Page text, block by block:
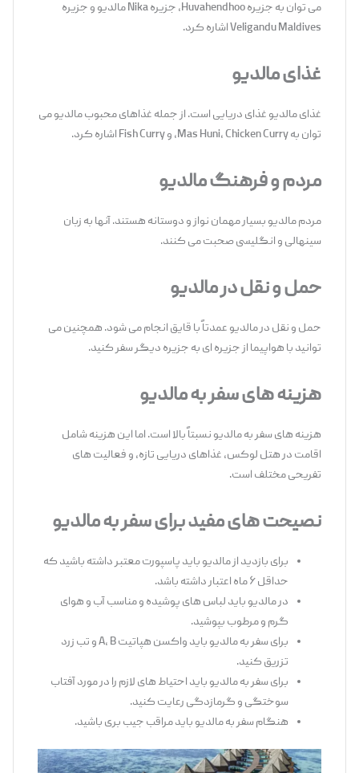
می توان به جزیره Huvahendhoo، جزیره Nika مالدیو و جزیره
Veligandu Maldives اشاره کرد.
غذای مالدیو
غذای مالدیو غذای دریایی است. از جمله غذاهای محبوب مالدیو می
توان به Mas Huni، Chicken Curry، و Fish Curry اشاره کرد.
مردم و فرهنگ مالدیو
مردم مالدیو بسیار مهمان نواز و دوستانه هستند. آنها به زبان
سینهالی و انگلیسی صحبت می کنند.
حمل و نقل در مالدیو
حمل و نقل در مالدیو عمدتاً با قایق انجام می شود. همچنین می
توانید با هواپیما از جزیره ای به جزیره دیگر سفر کنید.
هزینه های سفر به مالدیو
هزینه های سفر به مالدیو نسبتاً بالا است. اما این هزینه شامل
اقامت در هتل لوکس، غذاهای دریایی تازه، و فعالیت های
تفریحی مختلف است.
نصیحت های مفید برای سفر به مالدیو
برای بازدید از مالدیو باید پاسپورت معتبر داشته باشید که
حداقل ۶ ماه اعتبار داشته باشد.
در مالدیو باید لباس های پوشیده و مناسب آب و هوای
گرم و مرطوب بپوشید.
برای سفر به مالدیو باید واکسن هپاتیت A, B و تب زرد
تزریق کنید.
برای سفر به مالدیو باید احتیاط های لازم را در مورد آفتاب
سوختگی و گرمازدگی رعایت کنید.
هنگام سفر به مالدیو باید مراقب جیب بری باشید.